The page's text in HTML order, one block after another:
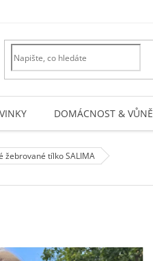
DOMÁCNOST & VŮNĚ
žebrované tílko SALIMA